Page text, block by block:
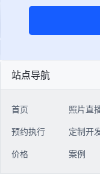
站点导航
首页
预约执行
价格
照片直
定制开
案例